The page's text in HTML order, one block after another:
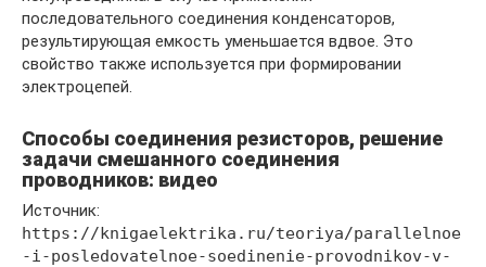
последовательного соединения конденсаторов,
результирующая емкость уменьшается вдвое. Это
свойство также используется при формировании
электроцепей.
Способы соединения резисторов, решение
задачи смешанного соединения
проводников: видео
Источник:
https://knigaelektrika.ru/teoriya/parallelnoe
-i-posledovatelnoe-soedinenie-provodnikov-v-